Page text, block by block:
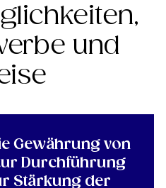
und
Gewährung von
Durchführung
Stärkung der